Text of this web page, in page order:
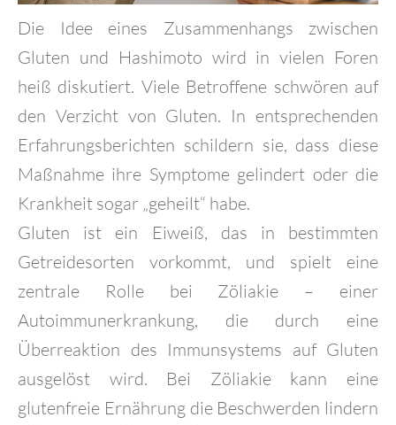
Die Idee eines Zusammenhangs zwischen
Gluten und Hashimoto wird in vielen Foren
heiß diskutiert. Viele Betroffene schwören auf
den Verzicht von Gluten. In entsprechenden
Erfahrungsberichten schildern sie, dass diese
Maßnahme ihre Symptome gelindert oder die
Krankheit sogar „geheilt“ habe.
Gluten ist ein Eiweiß, das in bestimmten
Getreidesorten vorkommt, und spielt eine
zentrale Rolle bei Zöliakie – einer
Autoimmunerkrankung, die durch eine
Überreaktion des Immunsystems auf Gluten
ausgelöst wird. Bei Zöliakie kann eine
glutenfreie Ernährung die Beschwerden lindern